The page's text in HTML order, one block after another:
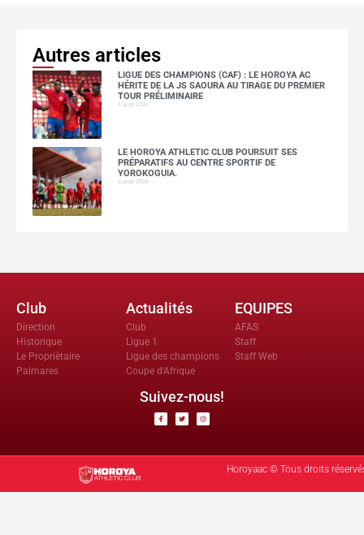
Autres articles
LIGUE DES CHAMPIONS (CAF) : LE HOROYA AC
HÉRITE DE LA JS SAOURA AU TIRAGE DU PREMIER
TOUR PRÉLIMINAIRE
6 août 2026
LE HOROYA ATHLETIC CLUB POURSUIT SES
PRÉPARATIFS AU CENTRE SPORTIF DE
YOROKOGUIA.
6 août 2026
Club
Direction
Historique
Le Propriètaire
Palmares
Actualités
Club
Ligue 1
Ligue des champions
Coupe d'Afrique
EQUIPES
AFAS
Staff
Staff Web
Suivez-nous!
Horoyaac © Tous droits